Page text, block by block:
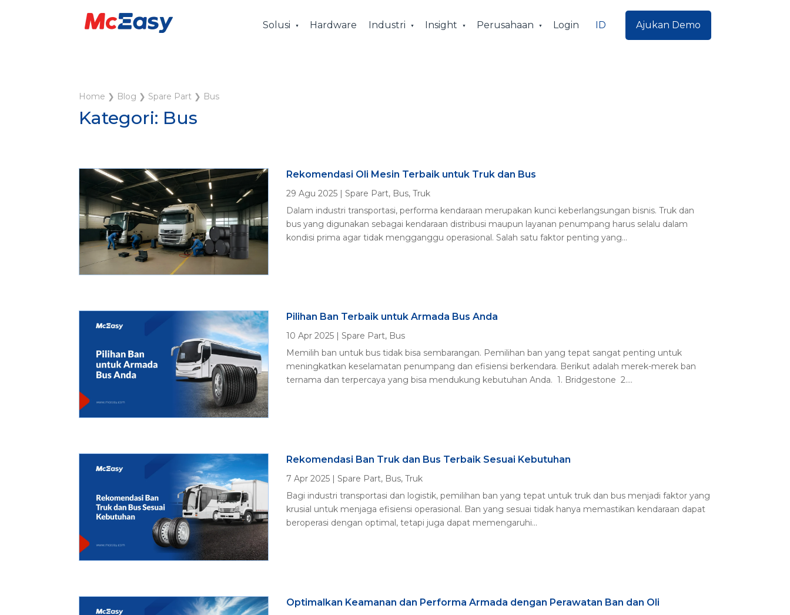
Solusi Hardware Industri Insight Perusahaan Login ID Ajukan Demo
Home ❯ Blog ❯ Spare Part ❯ Bus
Kategori: Bus
Rekomendasi Oli Mesin Terbaik untuk Truk dan Bus
29 Agu 2025| Spare Part, Bus, Truk
Dalam industri transportasi, performa kendaraan merupakan kunci keberlangsungan bisnis. Truk dan
bus yang digunakan sebagai kendaraan distribusi maupun layanan penumpang harus selalu dalam
kondisi prima agar tidak mengganggu operasional. Salah satu faktor penting yang...
Pilihan Ban Terbaik untuk Armada Bus Anda
10 Apr 2025| Spare Part, Bus
Memilih ban untuk bus tidak bisa sembarangan. Pemilihan ban yang tepat sangat penting untuk
meningkatkan keselamatan penumpang dan efisiensi berkendara. Berikut adalah merek-merek ban
ternama dan terpercaya yang bisa mendukung kebutuhan Anda. 1. Bridgestone 2....
Rekomendasi Ban Truk dan Bus Terbaik Sesuai Kebutuhan
7 Apr 2025| Spare Part, Bus, Truk
Bagi industri transportasi dan logistik, pemilihan ban yang tepat untuk truk dan bus menjadi faktor yang
krusial untuk menjaga efisiensi operasional. Ban yang sesuai tidak hanya memastikan kendaraan dapat
beroperasi dengan optimal, tetapi juga dapat memengaruhi...
Optimalkan Keamanan dan Performa Armada dengan Perawatan Ban dan Oli